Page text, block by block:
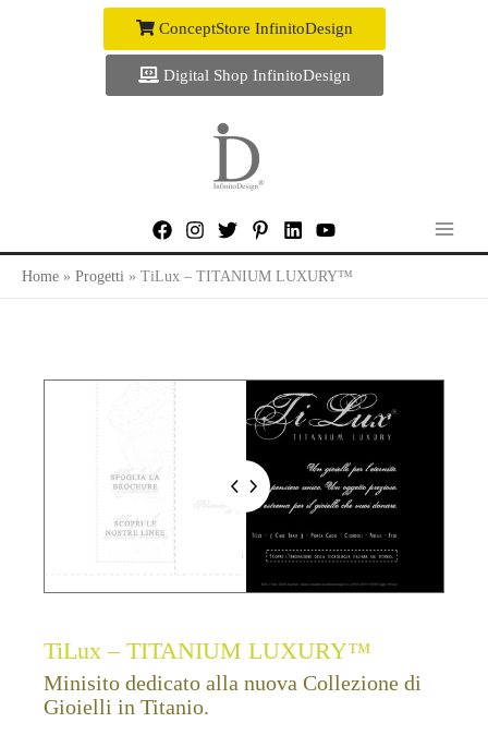
ConceptStore InfinitoDesign
Digital Shop InfinitoDesign
Home Progetti TiLux – TITANIUM LUXURY™
TiLux – TITANIUM LUXURY™
Minisito dedicato alla nuova Collezione di
Gioielli in Titanio.